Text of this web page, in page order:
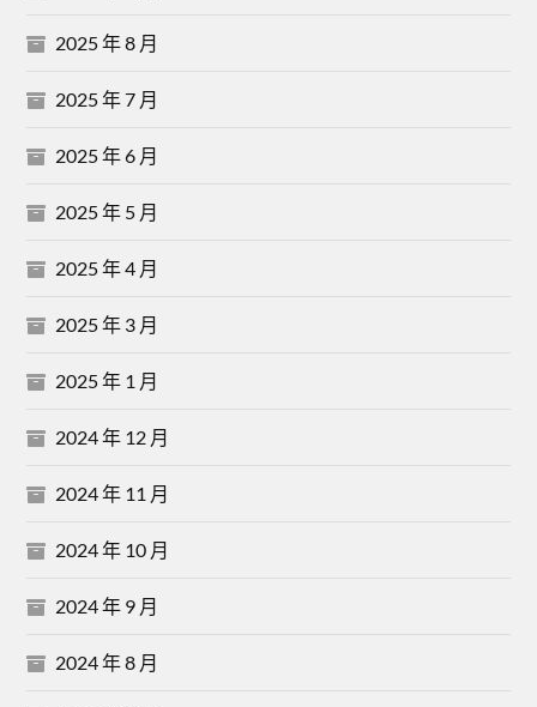
2025 年 8 月
2025 年 7 月
2025 年 6 月
2025 年 5 月
2025 年 4 月
2025 年 3 月
2025 年 1 月
2024 年 12 月
2024 年 11 月
2024 年 10 月
2024 年 9 月
2024 年 8 月